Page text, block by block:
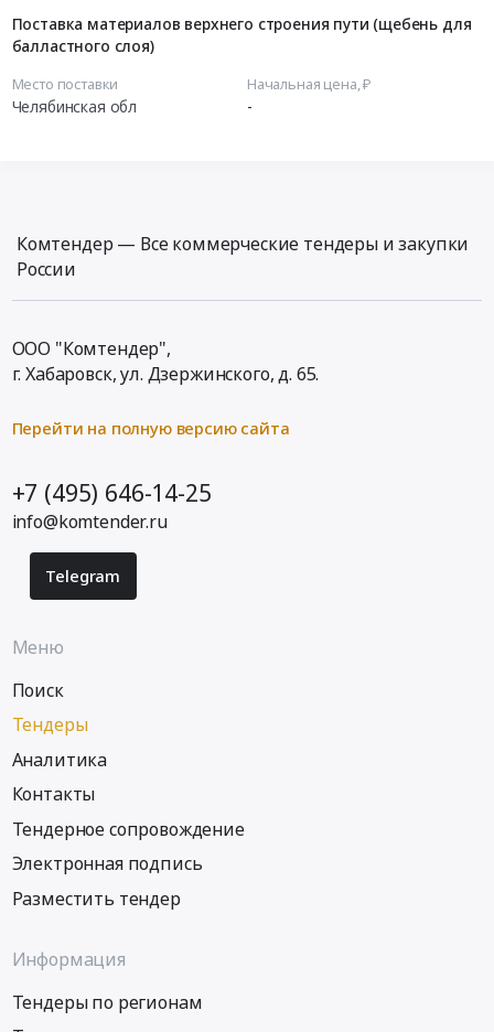
Поставка материалов верхнего строения пути (щебень для
балластного слоя)
Место поставки
Челябинская обл
Начальная цена, ₽
-
Комтендер — Все коммерческие тендеры и закупки
России
ООО "Комтендер",
г. Хабаровск,ул. Дзержинского, д. 65.
Перейти на полную версию сайта
+7 (495) 646-14-25
info@komtender.ru
Telegram
Меню
Поиск
Тендеры
Аналитика
Контакты
Тендерное сопровождение
Электронная подпись
Разместить тендер
Информация
Тендеры по регионам